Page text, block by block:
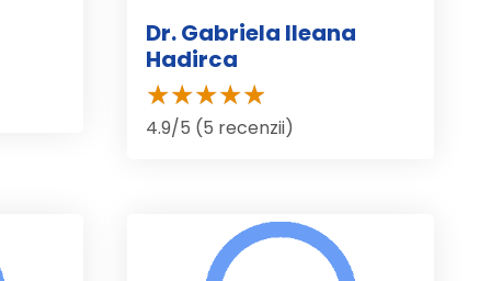
Dr. Gabriela Ileana
Hadirca
4.9/5 (5 recenzii)